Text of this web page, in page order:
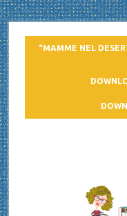
“MAMME NEL